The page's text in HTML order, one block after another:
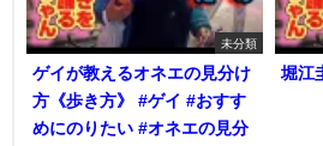
未分類
ゲイが教えるオネエの見分け
方《歩き方》 #ゲイ #おすす
めにのりたい #オネエの見分
堀江